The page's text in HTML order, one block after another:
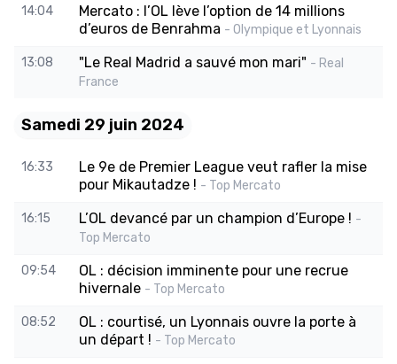
14:04
Mercato : l’OL lève l’option de 14 millions
d’euros de Benrahma - Olympique et Lyonnais
13:08 "Le Real Madrid a sauvé mon mari" - Real
France
Samedi 29 juin 2024
16:33
Le 9e de Premier League veut rafler la mise
pour Mikautadze ! - Top Mercato
16:15 L’OL devancé par un champion d’Europe ! -
Top Mercato
09:54
OL : décision imminente pour une recrue
hivernale - Top Mercato
08:52
OL : courtisé, un Lyonnais ouvre la porte à
un départ ! - Top Mercato